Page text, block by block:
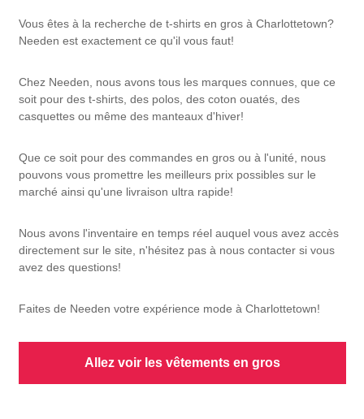
Vous êtes à la recherche de t-shirts en gros à Charlottetown?
Needen est exactement ce qu'il vous faut!
Chez Needen, nous avons tous les marques connues, que ce
soit pour des t-shirts, des polos, des coton ouatés, des
casquettes ou même des manteaux d'hiver!
Que ce soit pour des commandes en gros ou à l'unité, nous
pouvons vous promettre les meilleurs prix possibles sur le
marché ainsi qu'une livraison ultra rapide!
Nous avons l'inventaire en temps réel auquel vous avez accès
directement sur le site, n'hésitez pas à nous contacter si vous
avez des questions!
Faites de Needen votre expérience mode à Charlottetown!
Allez voir les vêtements en gros